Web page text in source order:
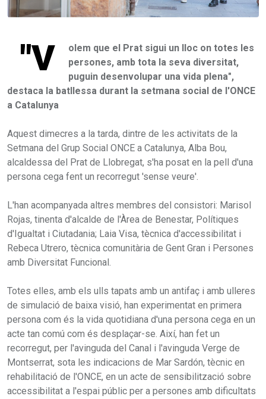
"V
olem que el Prat sigui un lloc on totes les
persones, amb tota la seva diversitat,
puguin desenvolupar una vida plena",
destaca la batllessa durant la setmana social de l'ONCE
a Catalunya
Aquest dimecres a la tarda, dintre de les activitats de la
Setmana del Grup Social ONCE a Catalunya, Alba Bou,
alcaldessa del Prat de Llobregat, s'ha posat en la pell d'una
persona cega fent un recorregut 'sense veure'.
L'han acompanyada altres membres del consistori: Marisol
Rojas, tinenta d'alcalde de l'Àrea de Benestar, Polítiques
d'Igualtat i Ciutadania; Laia Visa, tècnica d'accessibilitat i
Rebeca Utrero, tècnica comunitària de Gent Gran i Persones
amb Diversitat Funcional.
Totes elles, amb els ulls tapats amb un antifaç i amb ulleres
de simulació de baixa visió, han experimentat en primera
persona com és la vida quotidiana d'una persona cega en un
acte tan comú com és desplaçar-se. Així, han fet un
recorregut, per l'avinguda del Canal i l'avinguda Verge de
Montserrat, sota les indicacions de Mar Sardón, tècnic en
rehabilitació de l'ONCE, en un acte de sensibilització sobre
accessibilitat a l'espai públic per a persones amb dificultats